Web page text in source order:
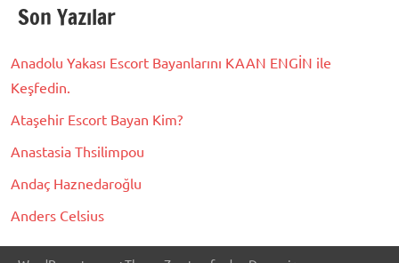
Son Yazılar
Anadolu Yakası Escort Bayanlarını KAAN ENGİN ile
Keşfedin.
Ataşehir Escort Bayan Kim?
Anastasia Thsilimpou
Andaç Haznedaroğlu
Anders Celsius